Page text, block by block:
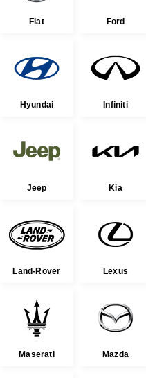
Fiat Ford
Hyundai Infiniti
Jeep Kia
Land-Rover Lexus
Maserati Mazda